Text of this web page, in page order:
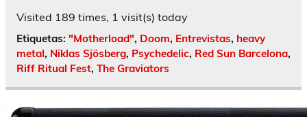
Visited 189 times, 1 visit(s) today
Etiquetas: "Motherload", Doom, Entrevistas, heavy
metal, Niklas Sjösberg, Psychedelic, Red Sun Barcelona,
Riff Ritual Fest, The Graviators